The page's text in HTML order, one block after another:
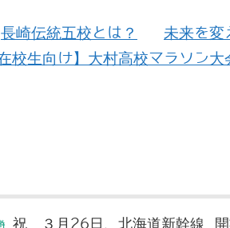
長崎伝統五校とは？
未来を変
在校生向け】大村高校マラソン
祝 ３月26日、北海道新幹線 開